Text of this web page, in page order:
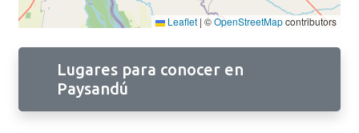
Leaflet | ©OpenStreetMapcontributors
Lugares para conocer en
Paysandú